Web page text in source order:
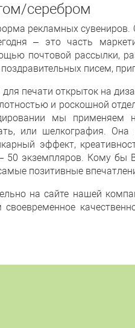
серебром
рекламных
– это часть
почтовой рассылки,
писем,
для печати открыток на
и роскошной
мы применяем
или шелкография.
эффект,
экземпляров. Кому бы
позитивные
на сайте нашей